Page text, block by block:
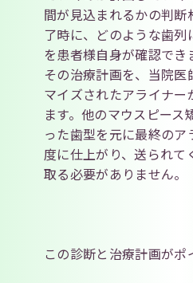
間が見込まれるかの判
了時に、どのような歯
を患者様自身が確認でき
その治療計画を、当院
マイズされたアライナ
ます。他のマウスピー
った歯型を元に最終の
度に仕上がり、送られて
取る必要がありません。
この診断と治療計画がポ